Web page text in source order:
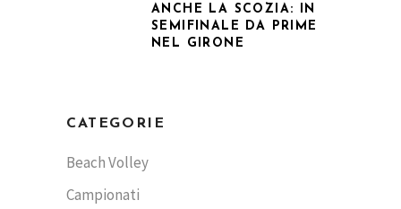
ANCHE LA SCOZIA: IN
SEMIFINALE DA PRIME
NEL GIRONE
CATEGORIE
Beach Volley
Campionati